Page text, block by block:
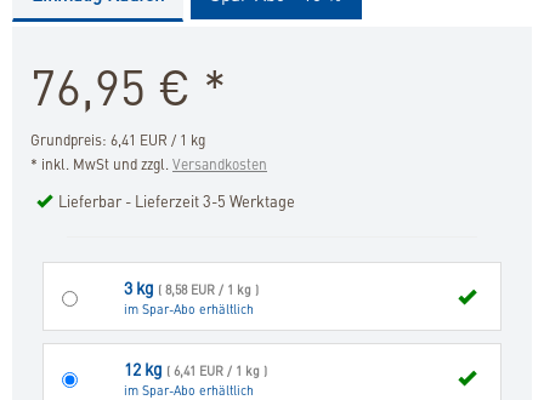
76,95 € *
Grundpreis: 6,41 EUR / 1 kg
* inkl. MwSt und zzgl. Versandkosten
Lieferbar - Lieferzeit 3-5 Werktage
3 kg ( 8,58 EUR / 1 kg )
im Spar-Abo erhältlich
12 kg ( 6,41 EUR / 1 kg )
im Spar-Abo erhältlich